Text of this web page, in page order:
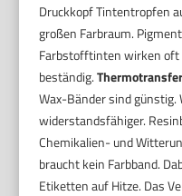
Druckkopf Tintentropfen
großen Farbraum.
Farbstofftinten wirken oft
beständig.Thermotransfer
Wax-Bänder sind günstig.
widerstandsfähiger.
Chemikalien- und
braucht kein Farbband.
Etiketten auf Hitze. Das